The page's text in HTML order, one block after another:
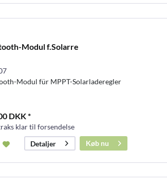
Modul f.Solarre
Modul für MPPT-Solarladeregler
DKK *
klar til forsendelse
Detaljer
Køb nu